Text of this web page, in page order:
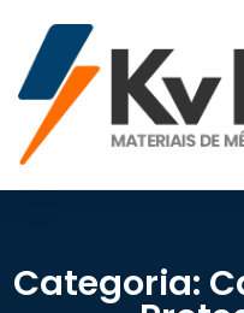
Categoria: